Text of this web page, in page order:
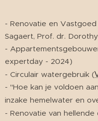
- Renovatie en
Sagaert, Prof. dr.
-
expertday - 2024)
- Circulair watergebruik (
- "Hoe kan je voldoen
inzake hemelwater en
- Renovatie van hellende